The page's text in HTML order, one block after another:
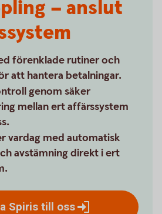
– anslut
förenklade rutiner och
att hantera betalningar.
genom säker
mellan ert affärssystem
vardag med automatisk
avstämning direkt i ert
Spiris till oss